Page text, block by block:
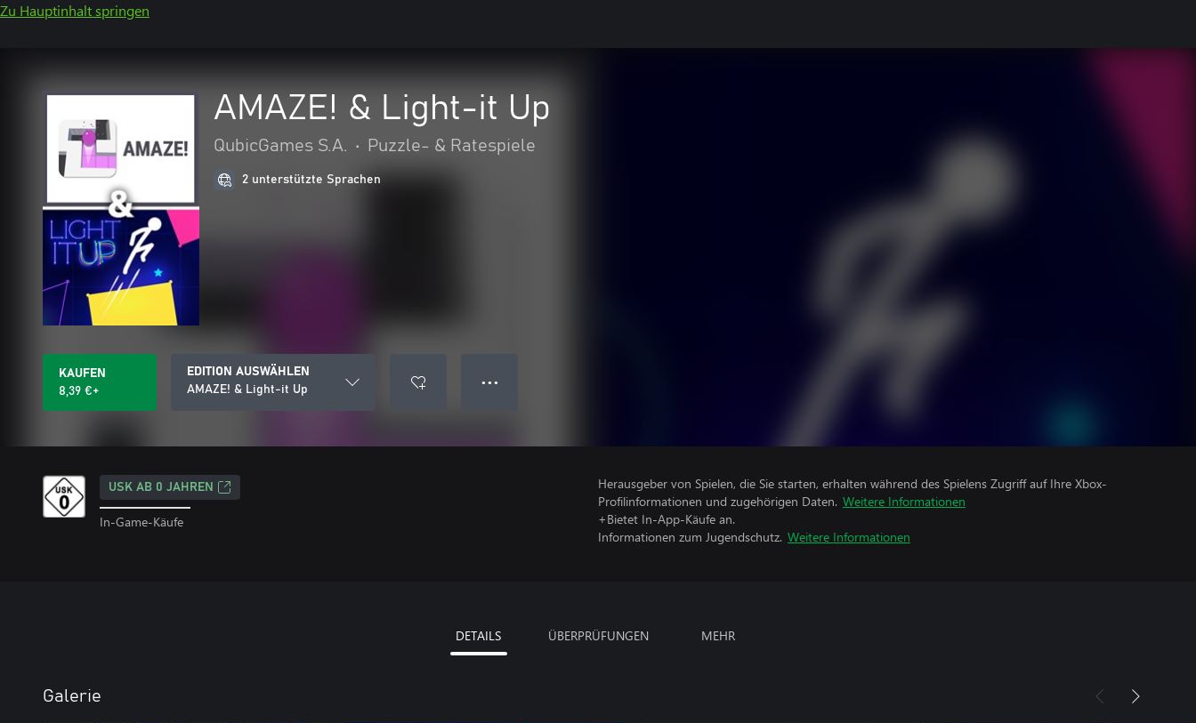
Zu Hauptinhalt springen
AMAZE! & Light-it Up
QubicGames S.A. • Puzzle- & Ratespiele
2 unterstützte Sprachen
KAUFEN
8,39 €+
EDITION AUSWÄHLEN
AMAZE! & Light-it Up
● ● ●
USK AB 0 JAHREN
In-Game-Käufe
Herausgeber von Spielen, die Sie starten, erhalten während des Spielens Zugriff auf Ihre Xbox-
Profilinformationen und zugehörigen Daten. Weitere Informationen
+Bietet In-App-Käufe an.
Informationen zum Jugendschutz. Weitere Informationen
DETAILS ÜBERPRÜFUNGEN MEHR
Galerie